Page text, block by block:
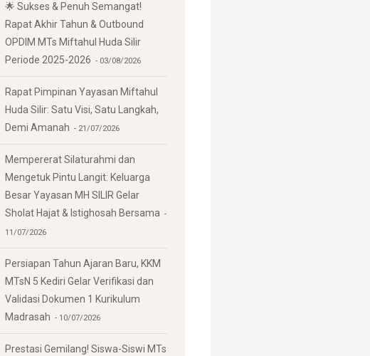
🌟 Sukses & Penuh Semangat!
Rapat Akhir Tahun & Outbound
OPDIM MTs Miftahul Huda Silir
Periode 2025-2026
03/08/2026
Rapat Pimpinan Yayasan Miftahul
Huda Silir: Satu Visi, Satu Langkah,
Demi Amanah
21/07/2026
Mempererat Silaturahmi dan
Mengetuk Pintu Langit: Keluarga
Besar Yayasan MH SILIR Gelar
Sholat Hajat & Istighosah Bersama
11/07/2026
Persiapan Tahun Ajaran Baru, KKM
MTsN 5 Kediri Gelar Verifikasi dan
Validasi Dokumen 1 Kurikulum
Madrasah
10/07/2026
Prestasi Gemilang! Siswa-Siswi MTs